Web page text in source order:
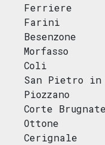
Ferriere
Farini
Besenzone
Morfasso
Coli
San Pietro in
Piozzano
Corte
Ottone
Cerignale